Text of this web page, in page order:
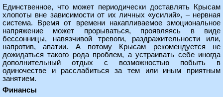
Единственное, что может периодически доставлять Крысам
хлопоты вне зависимости от их личных «усилий», – нервная
система. Время от времени накапливаемое эмоциональное
напряжение может прорываться, проявляясь в виде
бессонницы, навязчивой тревоги, раздражительности или,
напротив, апатии. А потому Крысам рекомендуется не
дожидаться такого рода проблем, а устраивать себе иногда
дополнительный отдых с возможностью побыть в
одиночестве и расслабиться за тем или иным приятным
занятием.
Финансы